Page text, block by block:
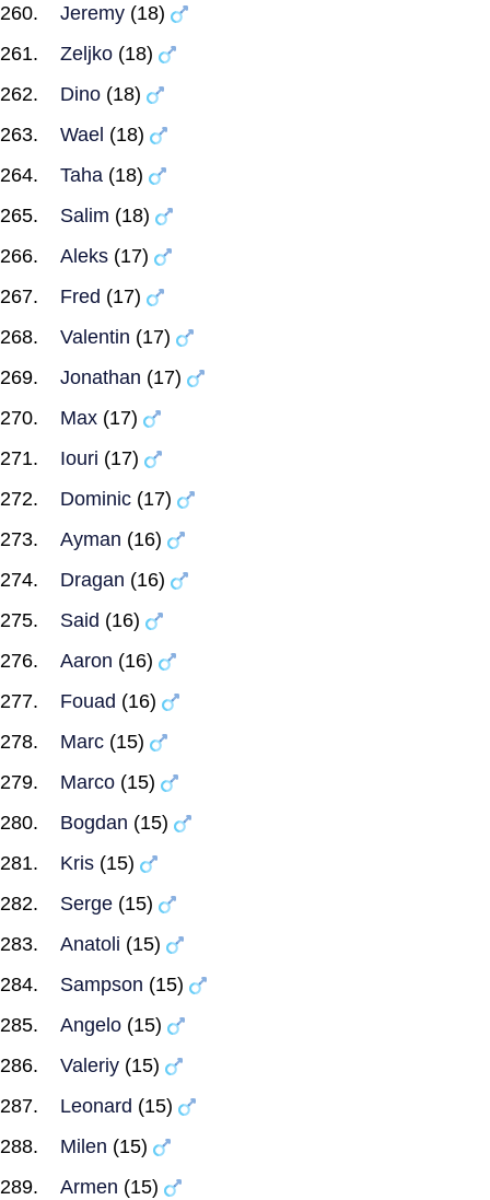
Jeremy (18)
Zeljko (18)
Dino (18)
Wael (18)
Taha (18)
Salim (18)
Aleks (17)
Fred (17)
Valentin (17)
Jonathan (17)
Max (17)
Iouri (17)
Dominic (17)
Ayman (16)
Dragan (16)
Said (16)
Aaron (16)
Fouad (16)
Marc (15)
Marco (15)
Bogdan (15)
Kris (15)
Serge (15)
Anatoli (15)
Sampson (15)
Angelo (15)
Valeriy (15)
Leonard (15)
Milen (15)
Armen (15)